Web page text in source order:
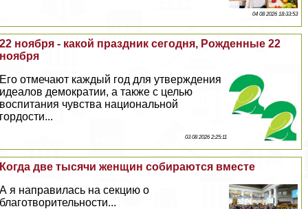
04 08 2026 18:33:53
22 ноября - какой праздник сегодня, Рожденные 22
ноября
Его отмечают каждый год для утверждения
идеалов демократии, а также с целью
воспитания чувства национальной
гордости...
03 08 2026 2:25:11
Когда две тысячи женщин собираются вместе
А я направилась на секцию о
благотворительности...